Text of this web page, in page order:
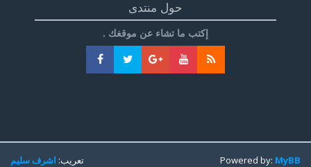
حول منتدى
إكتب ما تشاء عن موقغك .
تعريب:اشرف سليم Powered by:MyBB